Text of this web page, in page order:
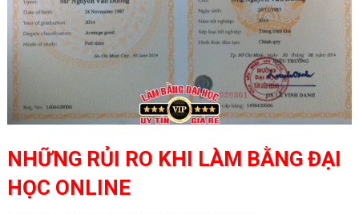
NHỮNG RỦI RO KHI LÀM BẰNG ĐẠI
HỌC ONLINE